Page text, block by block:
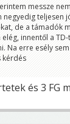
messze
teljesen
de a támadók
elég, innentől a
Na erre esély
kérdés
és 3 FG